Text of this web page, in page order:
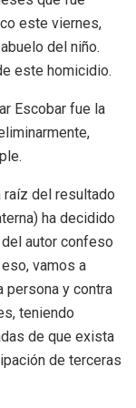
este viernes,
del niño.
este homicidio.
Escobar fue la
raíz del resultado
ha decidido
autor confeso
vamos a
persona y contra
teniendo
de que exista
de terceras